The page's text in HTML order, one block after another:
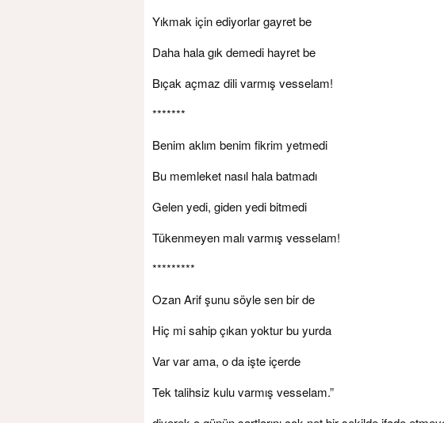
Yıkmak için ediyorlar gayret be
Daha hala gık demedi hayret be
Bıçak açmaz dili varmış vesselam!
*******
Benim aklım benim fikrim yetmedi
Bu memleket nasıl hala batmadı
Gelen yedi, giden yedi bitmedi
Tükenmeyen malı varmış vesselam!
*********
Ozan Arif şunu söyle sen bir de
Hiç mi sahip çıkan yoktur bu yurda
Var var ama, o da işte içerde
Tek talihsiz kulu varmış vesselam.”